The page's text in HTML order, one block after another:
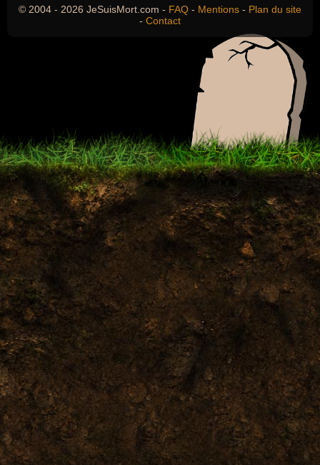
© 2004 - 2026 JeSuisMort.com - FAQ - Mentions - Plan du site
- Contact